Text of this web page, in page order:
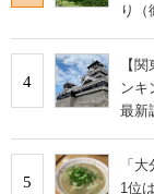
り（
4
【
ンキ
最新
5
「
1位